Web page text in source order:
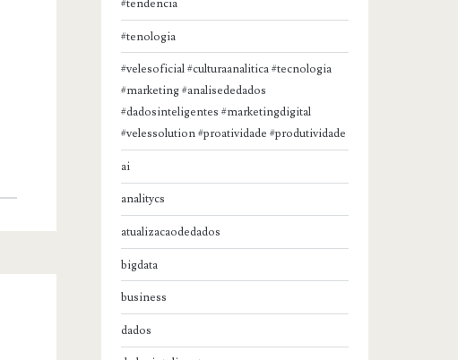
#tendencia
#tenologia
#velesoficial #culturaanalitica #tecnologia
#marketing #analisededados
#dadosinteligentes #marketingdigital
#velessolution #proatividade #produtividade
ai
analitycs
atualizacaodedados
bigdata
business
dados